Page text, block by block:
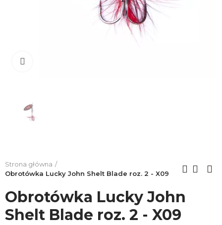
Strona główna
Obrotówka Lucky John Shelt Blade roz. 2 - X09
Obrotówka Lucky John
Shelt Blade roz. 2 - X09